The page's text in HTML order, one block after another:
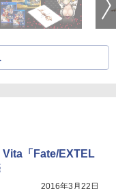
Vita「Fate/EXTEL
2016年3月22日